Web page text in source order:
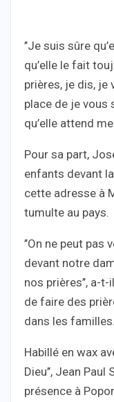
’’Je suis sûre
qu’elle le fait
prières, je dis, je
place de je vous
qu’elle attend
Pour sa part,
enfants devant
cette adresse à
tumulte au pays.
’’On ne peut
devant notre
nos prières’’, a-
de faire des
dans les familles.
Habillé en wax
Dieu’’, Jean
présence à